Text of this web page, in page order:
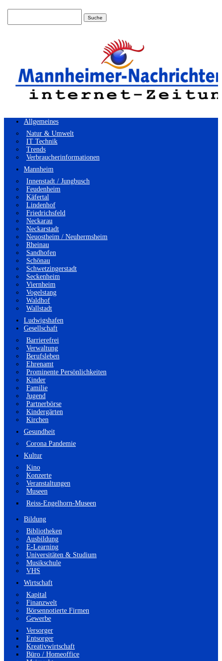
Allgemeines
Natur & Umwelt
IT Technik
Trends
Verbraucherinformationen
Mannheim
Innenstadt / Jungbusch
Feudenheim
Käfertal
Lindenhof
Friedrichsfeld
Neckarau
Neckarstadt
Neuostheim / Neuhermsheim
Rheinau
Sandhofen
Schönau
Schwetzingerstadt
Seckenheim
Viernheim
Vogelstang
Waldhof
Wallstadt
Ludwigshafen
Gesellschaft
Barrierefrei
Verwaltung
Berufsleben
Ehrenamt
Prominente Persönlichkeiten
Kinder
Familie
Jugend
Partnerbörse
Kindergärten
Kirchen
Gesundheit
Corona Pandemie
Kultur
Kino
Konzerte
Veranstaltungen
Museen
Reiss-Engelhorn-Museen
Bildung
Bibliotheken
Ausbildung
E-Learning
Universitäten & Studium
Musikschule
VHS
Wirtschaft
Kapital
Finanzwelt
Börsennotierte Firmen
Gewerbe
Versorger
Entsorger
Kreativwirtschaft
Büro / Homeoffice